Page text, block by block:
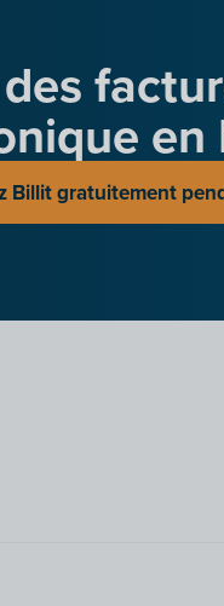
en
Billit gratuitement